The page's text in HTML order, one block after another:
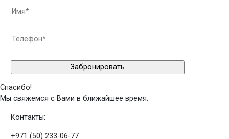
Спасибо!
Мы свяжемся с Вами в ближайшее время.
Контакты:
+971 (50) 233-06-77